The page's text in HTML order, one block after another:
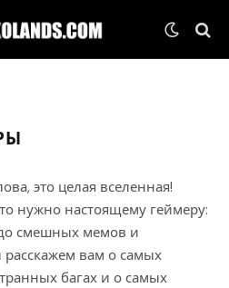
это целая вселенная!
нужно настоящему геймеру:
смешных мемов и
вам о самых
багах и о самых